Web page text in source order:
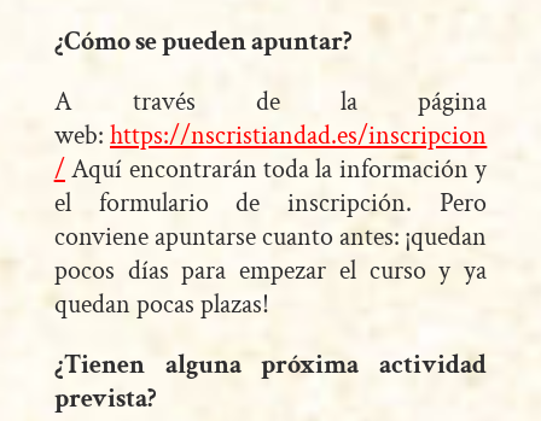
¿Cómo se pueden apuntar?
A través de la página
web: https://nscristiandad.es/inscripcion
/Aquí encontrarán toda la información y
el formulario de inscripción. Pero
conviene apuntarse cuanto antes: ¡quedan
pocos días para empezar el curso y ya
quedan pocas plazas!
¿Tienen alguna próxima actividad
prevista?